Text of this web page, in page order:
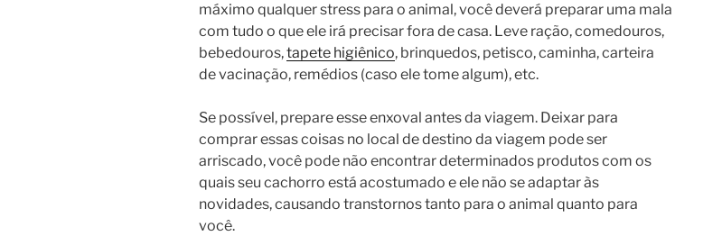
máximo qualquer stress para o animal, você deverá preparar uma mala
com tudo o que ele irá precisar fora de casa. Leve ração, comedouros,
bebedouros,tapete higiênico, brinquedos, petisco, caminha, carteira
de vacinação, remédios (caso ele tome algum), etc.
Se possível, prepare esse enxoval antes da viagem. Deixar para
comprar essas coisas no local de destino da viagem pode ser
arriscado, você pode não encontrar determinados produtos com os
quais seu cachorro está acostumado e ele não se adaptar às
novidades, causando transtornos tanto para o animal quanto para
você.